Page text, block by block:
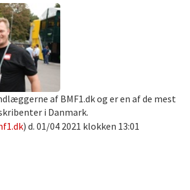
af BMF1.dk og er en af de mest
i Danmark.
) d. 01/04 2021 klokken 13:01